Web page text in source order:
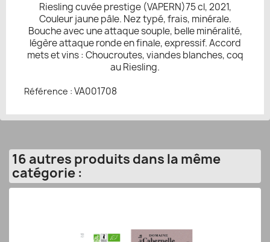
Riesling cuvée prestige (VAPERN)75 cl, 2021,
Couleur jaune pâle. Nez typé, frais, minérale.
Bouche avec une attaque souple, belle minéralité,
légère attaque ronde en finale, expressif. Accord
mets et vins : Choucroutes, viandes blanches, coq
au Riesling.
Référence : VA001708
16 autres produits dans la même
catégorie :